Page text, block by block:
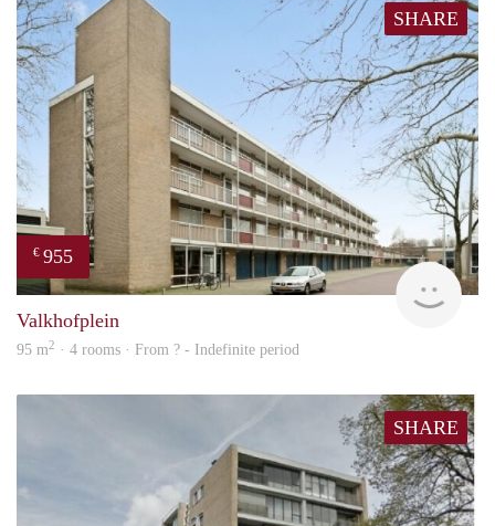
SHARE
€ 955
Valkhofplein
95 m2 · 4 rooms · From ? - Indefinite period
SHARE